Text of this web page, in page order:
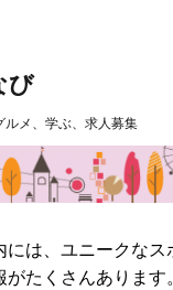
び
ルメ、学ぶ、求人募集
は、ユニークなス
たくさんあります